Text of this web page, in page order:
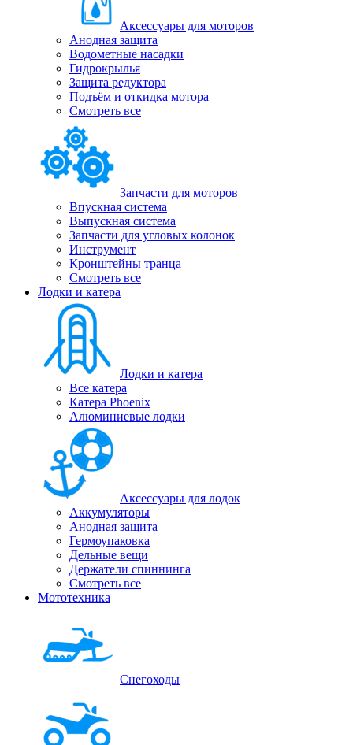
Аксессуары для моторов
Анодная защита
Водометные насадки
Гидрокрылья
Защита редуктора
Подъём и откидка мотора
Смотреть все
Запчасти для моторов
Впускная система
Выпускная система
Запчасти для угловых колонок
Инструмент
Кронштейны транца
Смотреть все
Лодки и катера
Лодки и катера
Все катера
Катера Phoenix
Алюминиевые лодки
Аксессуары для лодок
Аккумуляторы
Анодная защита
Гермоупаковка
Дельные вещи
Держатели спиннинга
Смотреть все
Мототехника
Снегоходы